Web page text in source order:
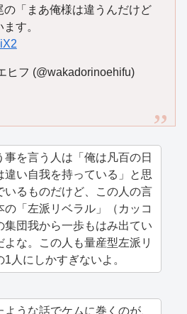
の「まあ俺様は違うんだけど
す。
ヒフ (@wakadorinoehifu)
事を言う人は「俺は凡百の日
違い自我を持っている」と思
いるものだけど、この人の言
の「左派リベラル」（カッコ
集団我から一歩もはみ出てい
よな。この人も量産型左派リ
1人にしかすぎないよ。
ような話でケムに巻くのが、